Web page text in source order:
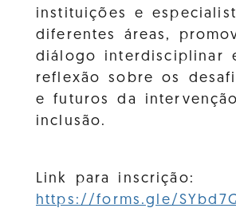
instituições e
diferentes áreas,
diálogo interdisciplinar
reflexão sobre os
e futuros da
inclusão.
Link para inscrição:
https://forms.gle/